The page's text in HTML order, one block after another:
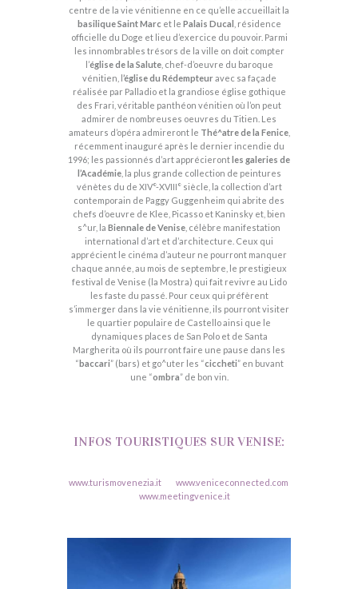
centre de la vie vénitienne en ce qu’elle accueillait la
basilique Saint Marc et le Palais Ducal
, résidence
officielle du Doge et lieu d’exercice du pouvoir. Parmi
les innombrables trésors de la ville on doit compter
l’église de la Salute, chef-d’oeuvre du baroque
vénitien, l ’église du Rédempteuravec sa façade
réalisée par Palladio et la grandiose église gothique
des Frari, véritable panthéon vénitien où l’on peut
admirer de nombreuses oeuvres du Titien. Les
amateurs d’opéra admireront le Thé^atre de la Fenice,
récemment inauguré après le dernier incendie du
1996; les passionnés d’art apprécieront les galeries de
l’Académie, la plus grande collection de peintures
vénètes du de XIV°-XVIII° siècle, la collection d’art
contemporain de Paggy Guggenheim qui abrite des
chefs d’oeuvre de Klee, Picasso et Kaninsky et, bien
s^ur, la Biennale de Venise , célèbre manifestation
international d’art et d’architecture. Ceux qui
apprécient le cinéma d’auteur ne pourront manquer
chaque année, au mois de septembre, le prestigieux
festival de Venise (la Mostra) qui fait revivre au Lido
les faste du passé. Pour ceux qui préfèrent
s’immerger dans la vie vénitienne, ils pourront visiter
le quartier populaire de Castello ainsi que le
dynamiques places de San Polo et de Santa
Margherita où ils pourront faire une pause dans les
“ baccari” (bars) et go^uter les “ciccheti” en buvant
une “ombra” de bon vin.
INFOS TOURISTIQUES SUR VENISE:
www.turismovenezia.it
www.veniceconnected.com
www.meetingvenice.it